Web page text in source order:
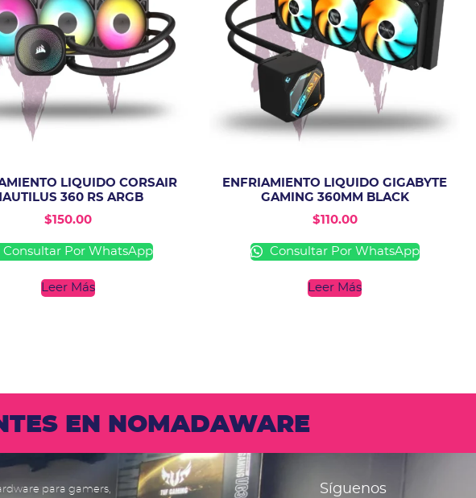
LIQUIDO CORSAIR
360 RS ARGB
$150.00
Consultar Por WhatsApp
Leer Más
ENFRIAMIENTO LIQUIDO GIGABYTE
GAMING 360MM BLACK
$110.00
Consultar Por WhatsApp
Leer Más
EN NOMADAWARE
para gamers,
Síguenos